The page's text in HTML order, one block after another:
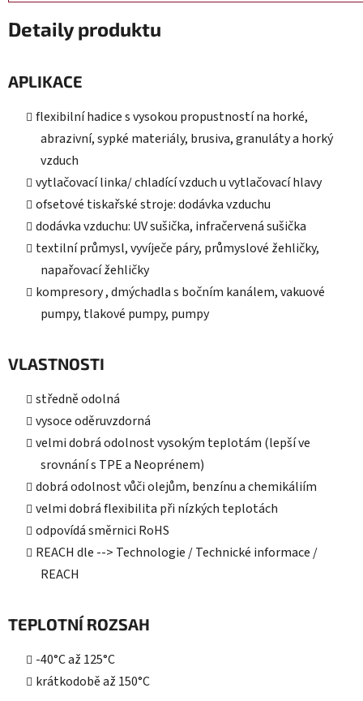
Detaily produktu
APLIKACE
flexibilní hadice s vysokou propustností na horké,
abrazivní, sypké materiály, brusiva, granuláty a horký
vzduch
vytlačovací linka/ chladící vzduch u vytlačovací hlavy
ofsetové tiskařské stroje: dodávka vzduchu
dodávka vzduchu: UV sušička, infračervená sušička
textilní průmysl, vyvíječe páry, průmyslové žehličky,
napařovací žehličky
kompresory , dmýchadla s bočním kanálem, vakuové
pumpy, tlakové pumpy, pumpy
VLASTNOSTI
středně odolná
vysoce oděruvzdorná
velmi dobrá odolnost vysokým teplotám (lepší ve
srovnání s TPE a Neoprénem)
dobrá odolnost vůči olejům, benzínu a chemikáliím
velmi dobrá flexibilita při nízkých teplotách
odpovídá směrnici RoHS
REACH dle --> Technologie / Technické informace /
REACH
TEPLOTNÍ ROZSAH
-40°C až 125°C
krátkodobě až 150°C